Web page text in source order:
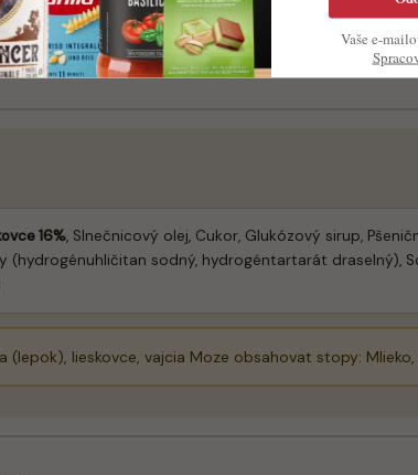
pre cheesecake korpus
16%, Slnečnicový olej, Cukor, Glukózový sirup,
(hydrogénuhličitan sodný, hydrogéntartarát draselný),
(lepok), lieskovce, vajcia Moze obsahovat stopy:
Vaše e-